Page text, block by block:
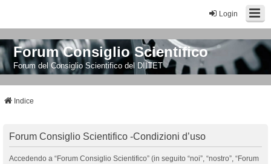
Login
Forum Consiglio Scientifico
Forum del Consiglio Scientifico del DIITET
Indice
Forum Consiglio Scientifico -Condizioni d’uso
Accedendo a “Forum Consiglio Scientifico” (in seguito “noi”, “nostro”, “Forum